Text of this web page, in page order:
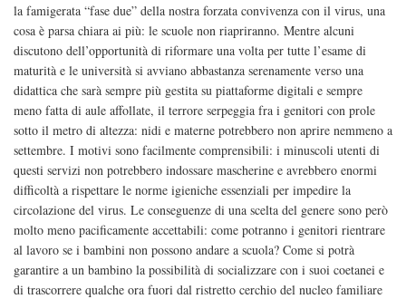
la famigerata “fase due” della nostra forzata convivenza con il virus, una
cosa è parsa chiara ai più: le scuole non riapriranno. Mentre alcuni
discutono dell’opportunità di riformare una volta per tutte l’esame di
maturità e le università si avviano abbastanza serenamente verso una
didattica che sarà sempre più gestita su piattaforme digitali e sempre
meno fatta di aule affollate, il terrore serpeggia fra i genitori con prole
sotto il metro di altezza: nidi e materne potrebbero non aprire nemmeno a
settembre. I motivi sono facilmente comprensibili: i minuscoli utenti di
questi servizi non potrebbero indossare mascherine e avrebbero enormi
difficoltà a rispettare le norme igieniche essenziali per impedire la
circolazione del virus. Le conseguenze di una scelta del genere sono però
molto meno pacificamente accettabili: come potranno i genitori rientrare
al lavoro se i bambini non possono andare a scuola? Come si potrà
garantire a un bambino la possibilità di socializzare con i suoi coetanei e
di trascorrere qualche ora fuori dal ristretto cerchio del nucleo familiare